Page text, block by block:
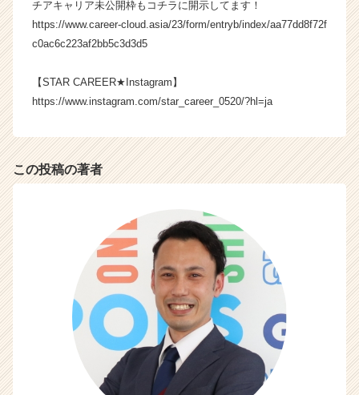
チアキャリア未公開枠もコチラに開示してます！
https://www.career-cloud.asia/23/form/entryb/index/aa77dd8f72f
c0ac6c223af2bb5c3d3d5
【STAR CAREER★Instagram】
https://www.instagram.com/star_career_0520/?hl=ja
この投稿の著者